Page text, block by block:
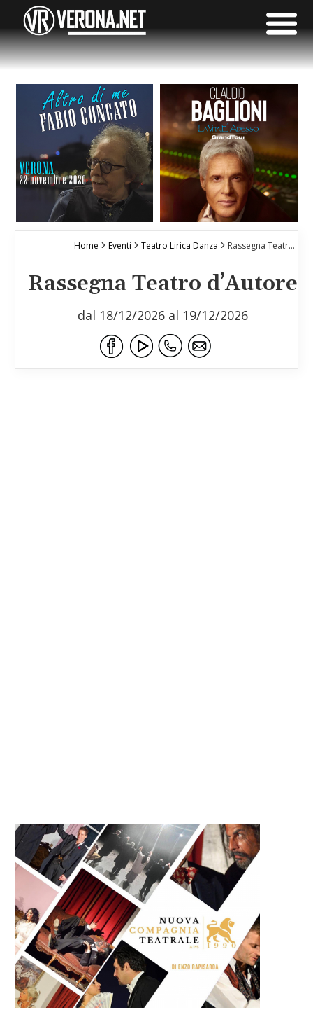
Home Eventi Teatro Lirica Danza Rassegna Teatro d’Autore
Rassegna Teatro d’Autore
dal 18/12/2026 al 19/12/2026